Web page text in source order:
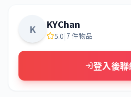
K KYChan
5.0|7 件物品
登入後聯